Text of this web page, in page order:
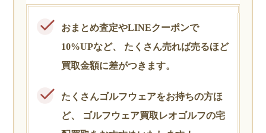
おまとめ査定やLINEクーポンで
10%UPなど、
たくさん売れば売るほど
買取金額に差がつきます。
たくさんゴルフウェアをお持ちの方ほ
ど、
ゴルフウェア買取レオゴルフの宅